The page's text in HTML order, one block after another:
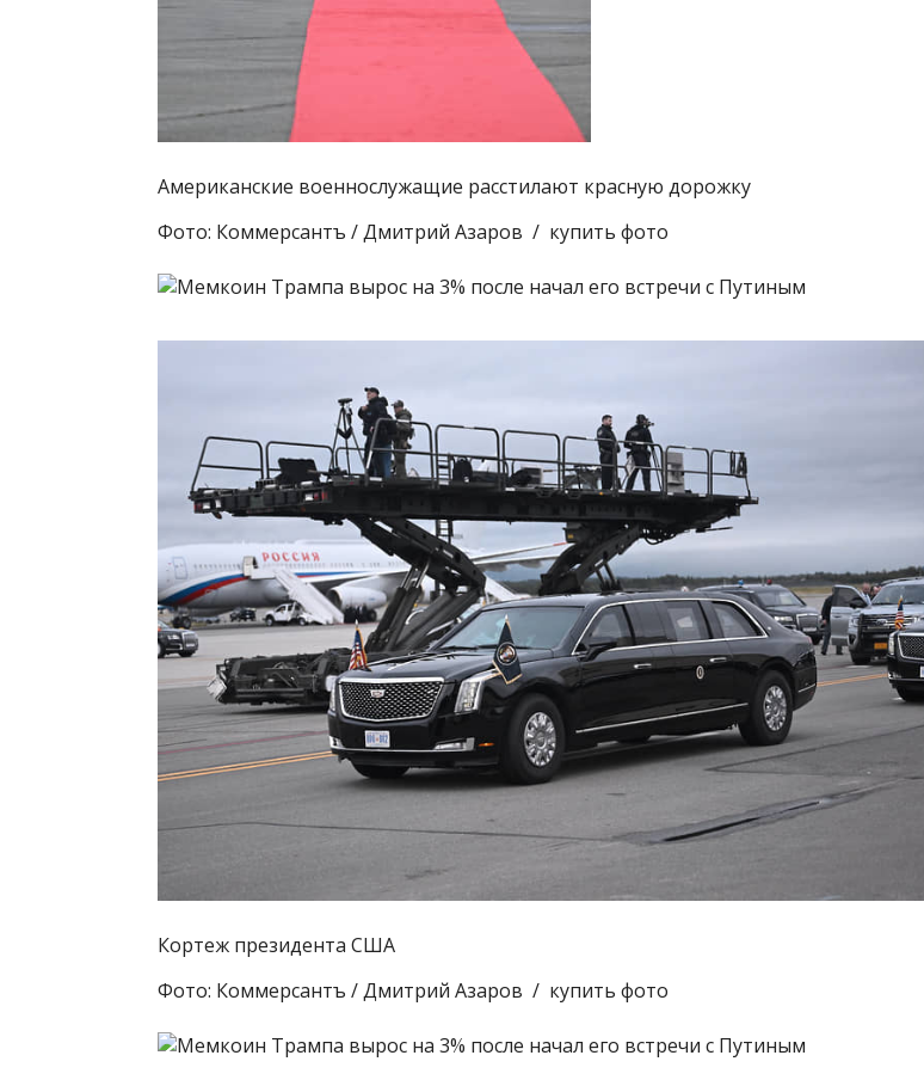
Американские военнослужащие расстилают красную дорожку
Фото: Коммерсантъ / Дмитрий Азаров / купить фото
Кортеж президента США
Фото: Коммерсантъ / Дмитрий Азаров / купить фото